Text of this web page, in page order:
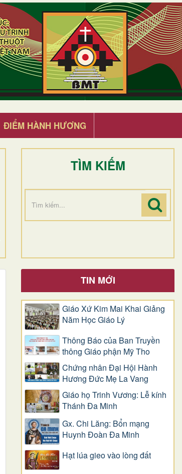
ĐIỂM HÀNH HƯƠNG
TÌM KIẾM
TIN MỚI
Giáo Xứ Kim Mai Khai Giảng
Năm Học Giáo Lý
Thông Báo của Ban Truyền
thông Giáo phận Mỹ Tho
Chứng nhân Đại Hội Hành
Hương Đức Mẹ La Vang
Giáo họ Trinh Vương: Lễ kính
Thánh Đa Minh
Gx. Chi Lăng: Bổn mạng
Huynh Đoàn Đa Minh
Hạt lúa gieo vào lòng đất